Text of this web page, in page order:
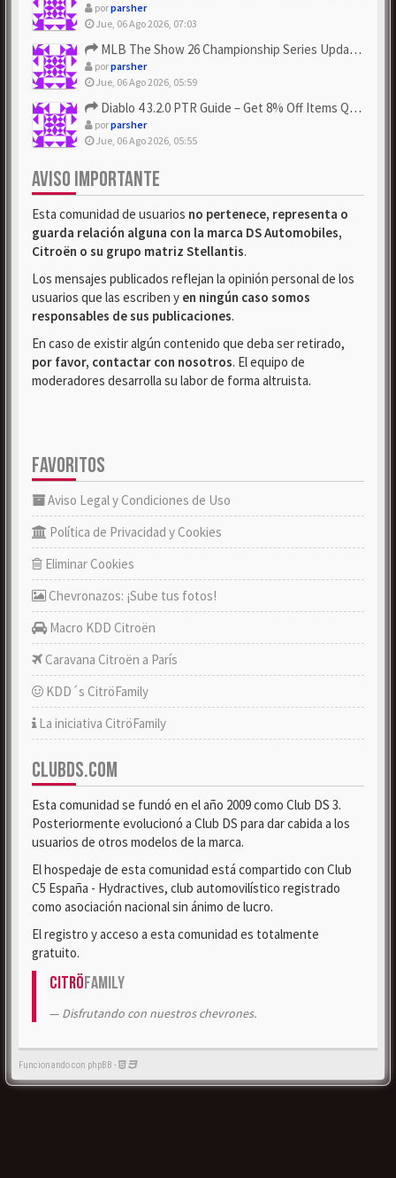
porparsher
Jue, 06 Ago 2026, 07:03
MLB The Show 26 Championship Series Update! Get Cheap & ...
porparsher
Jue, 06 Ago 2026, 05:59
Diablo 4 3.2.0 PTR Guide – Get 8% Off Items Quickly to Test ...
porparsher
Jue, 06 Ago 2026, 05:55
AVISO IMPORTANTE
Esta comunidad de usuarios no pertenece, representa o
guarda relación alguna con la marca DS Automobiles,
Citroën o su grupo matriz Stellantis.
Los mensajes publicados reflejan la opinión personal de los
usuarios que las escriben y en ningún caso somos
responsables de sus publicaciones.
En caso de existir algún contenido que deba ser retirado,
por favor, contactar con nosotros. El equipo de
moderadores desarrolla su labor de forma altruista.
FAVORITOS
Aviso Legal y Condiciones de Uso
Política de Privacidad y Cookies
Eliminar Cookies
Chevronazos: ¡Sube tus fotos!
Macro KDD Citroën
Caravana Citroën a París
KDD´s CitröFamily
La iniciativa CitröFamily
CLUBDS.COM
Esta comunidad se fundó en el año 2009 como Club DS 3.
Posteriormente evolucionó a Club DS para dar cabida a los
usuarios de otros modelos de la marca.
El hospedaje de esta comunidad está compartido con Club
C5 España - Hydractives, club automovilístico registrado
como asociación nacional sin ánimo de lucro.
El registro y acceso a esta comunidad es totalmente
gratuito.
CitröFamily
Disfrutando con nuestros chevrones.
Funcionando con phpBB -